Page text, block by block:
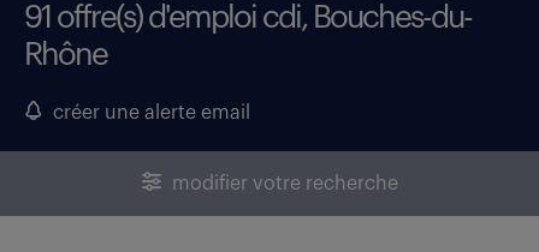
91 offre(s) d'emploi cdi, Bouches-du-
Rhône
créer une alerte email
modifier votre recherche